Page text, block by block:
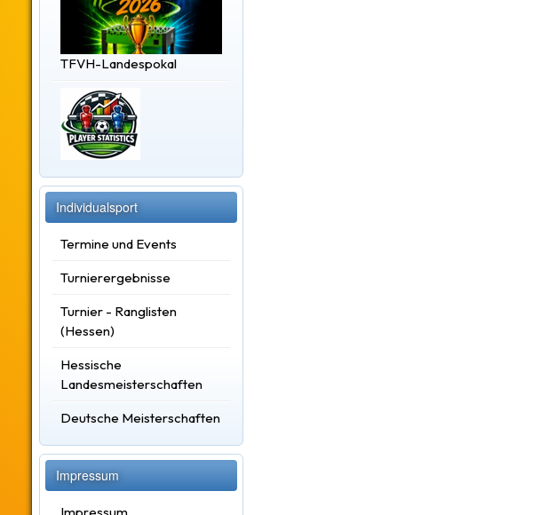
TFVH-Landespokal
Individualsport
Termine und Events
Turnierergebnisse
Turnier - Ranglisten
(Hessen)
Hessische
Landesmeisterschaften
Deutsche Meisterschaften
Impressum